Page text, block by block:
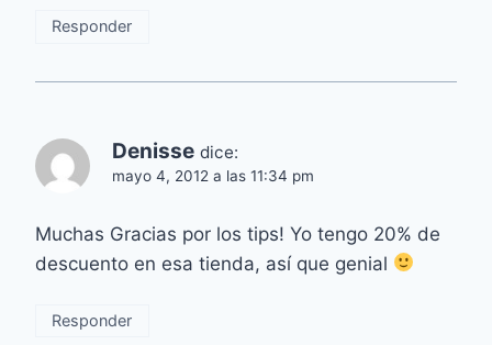
Responder
Denisse dice:
mayo 4, 2012 a las 11:34 pm
Muchas Gracias por los tips! Yo tengo 20% de
descuento en esa tienda, así que genial
Responder